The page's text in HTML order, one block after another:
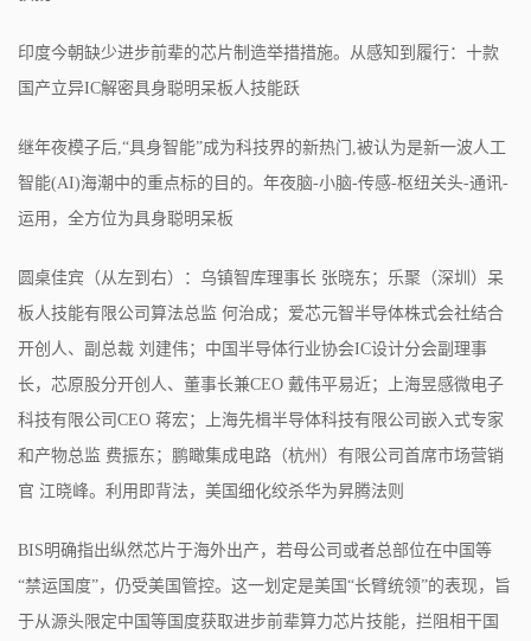
印度今朝缺少进步前辈的芯片制造举措措施。从感知到履行：十款
国产立异IC解密具身聪明呆板人技能跃
继年夜模子后,“具身智能”成为科技界的新热门,被认为是新一波人工
智能(AI)海潮中的重点标的目的。年夜脑-小脑-传感-枢纽关头-通讯-
运用，全方位为具身聪明呆板
圆桌佳宾（从左到右）：乌镇智库理事长 张晓东；乐聚（深圳）呆
板人技能有限公司算法总监 何治成；爱芯元智半导体株式会社结合
开创人、副总裁 刘建伟；中国半导体行业协会IC设计分会副理事
长，芯原股分开创人、董事长兼CEO 戴伟平易近；上海昱感微电子
科技有限公司CEO 蒋宏；上海先楫半导体科技有限公司嵌入式专家
和产物总监 费振东；鹏瞰集成电路（杭州）有限公司首席市场营销
官 江晓峰。利用即背法，美国细化绞杀华为昇腾法则
BIS明确指出纵然芯片于海外出产，若母公司或者总部位在中国等
“禁运国度”，仍受美国管控。这一划定是美国“长臂统领”的表现，旨
于从源头限定中国等国度获取进步前辈算力芯片技能，拦阻相干国